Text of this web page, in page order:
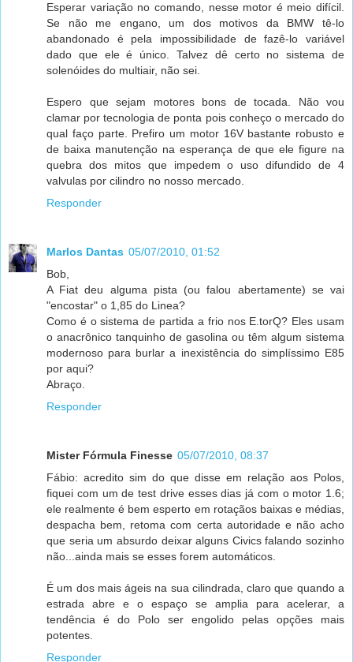
Esperar variação no comando, nesse motor é meio difícil.
Se não me engano, um dos motivos da BMW tê-lo
abandonado é pela impossibilidade de fazê-lo variável
dado que ele é único. Talvez dê certo no sistema de
solenóides do multiair, não sei.
Espero que sejam motores bons de tocada. Não vou
clamar por tecnologia de ponta pois conheço o mercado do
qual faço parte. Prefiro um motor 16V bastante robusto e
de baixa manutenção na esperança de que ele figure na
quebra dos mitos que impedem o uso difundido de 4
valvulas por cilindro no nosso mercado.
Responder
Marlos Dantas 05/07/2010, 01:52
Bob,
A Fiat deu alguma pista (ou falou abertamente) se vai
"encostar" o 1,85 do Linea?
Como é o sistema de partida a frio nos E.torQ? Eles usam
o anacrônico tanquinho de gasolina ou têm algum sistema
modernoso para burlar a inexistência do simplíssimo E85
por aqui?
Abraço.
Responder
Mister Fórmula Finesse 05/07/2010, 08:37
Fábio: acredito sim do que disse em relação aos Polos,
fiquei com um de test drive esses dias já com o motor 1.6;
ele realmente é bem esperto em rotaçãos baixas e médias,
despacha bem, retoma com certa autoridade e não acho
que seria um absurdo deixar alguns Civics falando sozinho
não...ainda mais se esses forem automáticos.
É um dos mais ágeis na sua cilindrada, claro que quando a
estrada abre e o espaço se amplia para acelerar, a
tendência é do Polo ser engolido pelas opções mais
potentes.
Responder